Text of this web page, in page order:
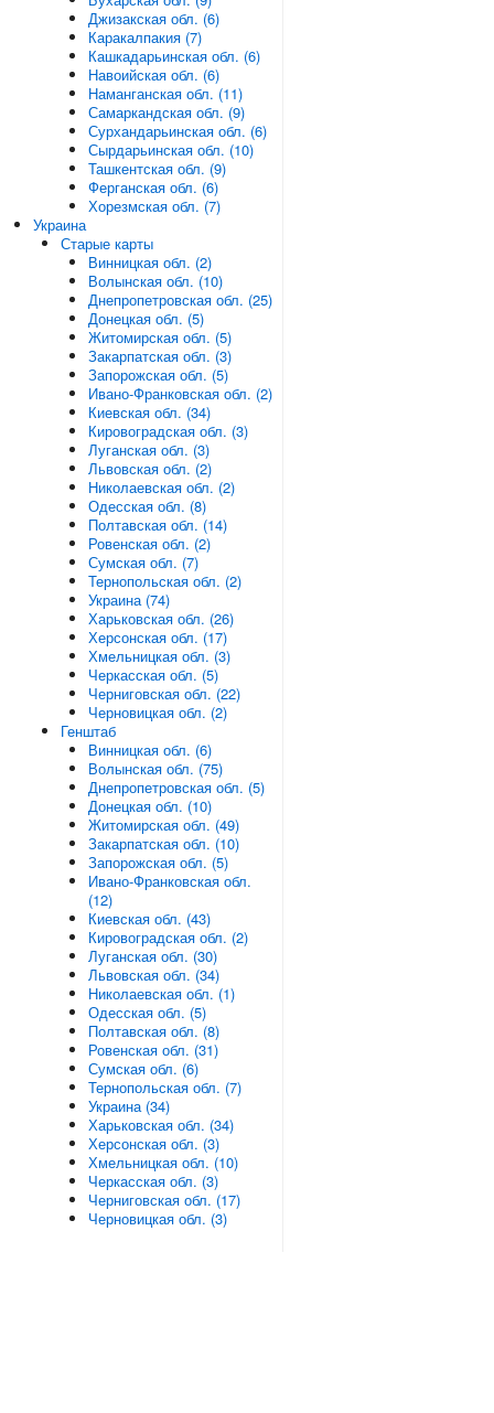
Джизакская обл. (6)
Каракалпакия (7)
Кашкадарьинская обл. (6)
Навоийская обл. (6)
Наманганская обл. (11)
Самаркандская обл. (9)
Сурхандарьинская обл. (6)
Сырдарьинская обл. (10)
Ташкентская обл. (9)
Ферганская обл. (6)
Хорезмская обл. (7)
Украина
Старые карты
Винницкая обл. (2)
Волынская обл. (10)
Днепропетровская обл. (25)
Донецкая обл. (5)
Житомирская обл. (5)
Закарпатская обл. (3)
Запорожская обл. (5)
Ивано-Франковская обл. (2)
Киевская обл. (34)
Кировоградская обл. (3)
Луганская обл. (3)
Львовская обл. (2)
Николаевская обл. (2)
Одесская обл. (8)
Полтавская обл. (14)
Ровенская обл. (2)
Сумская обл. (7)
Тернопольская обл. (2)
Украина (74)
Харьковская обл. (26)
Херсонская обл. (17)
Хмельницкая обл. (3)
Черкасская обл. (5)
Черниговская обл. (22)
Черновицкая обл. (2)
Генштаб
Винницкая обл. (6)
Волынская обл. (75)
Днепропетровская обл. (5)
Донецкая обл. (10)
Житомирская обл. (49)
Закарпатская обл. (10)
Запорожская обл. (5)
Ивано-Франковская обл.
(12)
Киевская обл. (43)
Кировоградская обл. (2)
Луганская обл. (30)
Львовская обл. (34)
Николаевская обл. (1)
Одесская обл. (5)
Полтавская обл. (8)
Ровенская обл. (31)
Сумская обл. (6)
Тернопольская обл. (7)
Украина (34)
Харьковская обл. (34)
Херсонская обл. (3)
Хмельницкая обл. (10)
Черкасская обл. (3)
Черниговская обл. (17)
Черновицкая обл. (3)